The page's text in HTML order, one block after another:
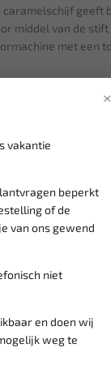
×
vakantie
beperkt
of de
van ons gewend
niet
en doen wij
weg te
caramelschijf geeft
middel van de
met een
ik met deze
TOOLS
van diverse
meest